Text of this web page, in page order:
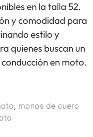
en la talla 52.
y comodidad para
estilo y
quienes buscan un
en moto.
, monos de cuero